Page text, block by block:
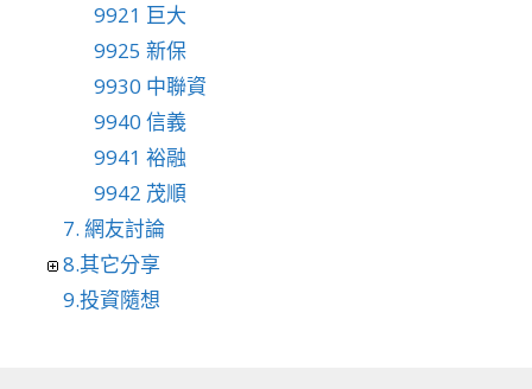
9921 巨大
9925 新保
9930 中聯資
9940 信義
9941 裕融
9942 茂順
7. 網友討論
8.其它分享
9.投資隨想